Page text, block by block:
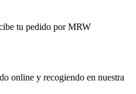
tu pedido por MRW
online y recogiendo en nuestra